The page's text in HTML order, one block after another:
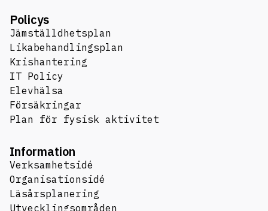
Policys
Jämställdhetsplan
Likabehandlingsplan
Krishantering
IT Policy
Elevhälsa
Försäkringar
Plan för fysisk aktivitet
Information
Verksamhetsidé
Organisationsidé
Läsårsplanering
Utvecklingsområden